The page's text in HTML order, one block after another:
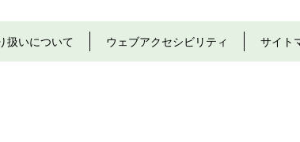
扱いについて ウェブアクセシビリティ サイト